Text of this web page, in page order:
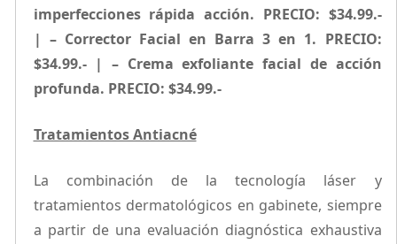
imperfecciones rápida acción. PRECIO: $34.99.-
| – Corrector Facial en Barra 3 en 1. PRECIO:
$34.99.- | – Cremaexfoliante facial de acción
profunda. PRECIO: $34.99.-
Tratamientos Antiacné
La combinación de la tecnología láser y
tratamientos dermatológicos en gabinete, siempre
a partir de una evaluación diagnóstica exhaustiva